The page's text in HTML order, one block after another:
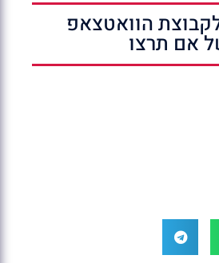
הוואטצאפ
אם תרצו